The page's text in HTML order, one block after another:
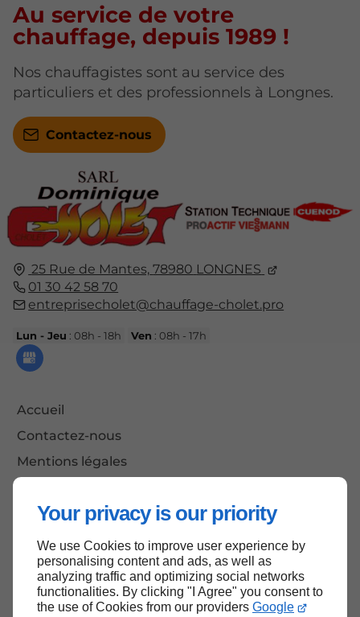
Your privacy is our priority
We use Cookies to improve user experience by
personalising content and ads, as well as
analyzing traffic and optimizing social networks
functionalities. By clicking "I Agree" you consent to
the use of Cookies from our providers Google
25 Rue de Mantes, 78980 LONGNES
01 30 42 58 70
entreprisecholet@chauffage-cholet.pro
Lun - Jeu : 08h - 18h Ven : 08h - 17h
Accueil
Contactez-nous
Mentions légales
Au service de votre
chauffage, depuis 1989 !
Nos chauffagistes sont au service des
particuliers et des professionnels à Longnes.
Contactez-nous
Haut de page